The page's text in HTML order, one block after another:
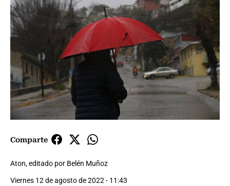
Comparte
Aton, editado por Belén Muñoz
Viernes 12 de agosto de 2022 - 11:43